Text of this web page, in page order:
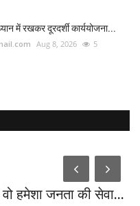
में रखकर दूरदर्शी कार्ययोजना...
Aug 8, 2026 5
हमेशा जनता की सेवा...